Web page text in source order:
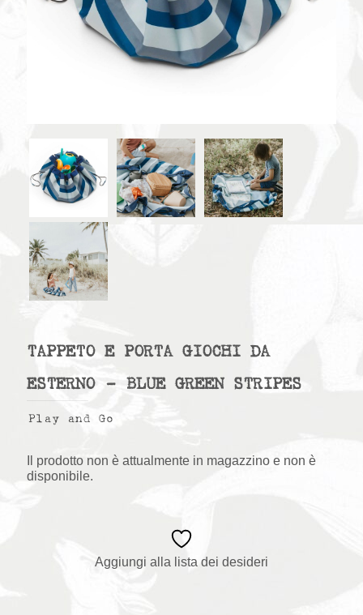
TAPPETO E PORTA GIOCHI DA
ESTERNO – BLUE GREEN STRIPES
Play and Go
Il prodotto non è attualmente in magazzino e non è
disponibile.
Aggiungi alla lista dei desideri